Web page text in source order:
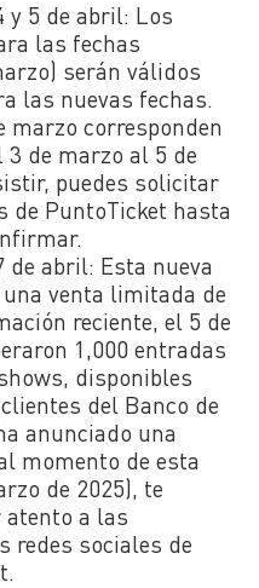
y 5 de abril: Los
las fechas
serán válidos
las nuevas fechas.
marzo corresponden
de marzo al 5 de
puedes solicitar
de PuntoTicket hasta
de abril: Esta nueva
venta limitada de
reciente, el 5 de
1,000 entradas
disponibles
del Banco de
anunciado una
momento de esta
de 2025), te
atento a las
redes sociales de